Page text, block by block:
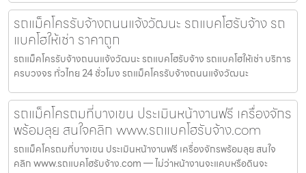
รถแม็คโครรับจ้างถนนแจ้งวัฒนะ รถแบคโฮรับจ้าง รถ
แบคโฮให้เช่า ราคาถูก
รถแม็คโครรับจ้างถนนแจ้งวัฒนะ รถแบคโฮรับจ้าง รถแบคโฮให้เช่า บริการ
ครบวงจร ทั่วไทย 24 ชั่วโมง รถแม็คโครรับจ้างถนนแจ้งวัฒนะ
รถแม็คโครถมที่บางเขน ประเมินหน้างานฟรี เครื่องจักร
พร้อมลุย สนใจคลิก www.รถแบคโฮรับจ้าง.com
รถแม็คโครถมที่บางเขน ประเมินหน้างานฟรี เครื่องจักรพร้อมลุย สนใจ
คลิก www.รถแบคโฮรับจ้าง.com — ไม่ว่าหน้างานจะแคบหรือดินจะ